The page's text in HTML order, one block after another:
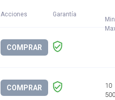
Acciones Garantía
Min
COMPRAR
COMPRAR
10